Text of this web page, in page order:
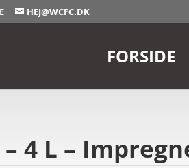
HEJ@WCFC.DK
FORSIDE
4 L –